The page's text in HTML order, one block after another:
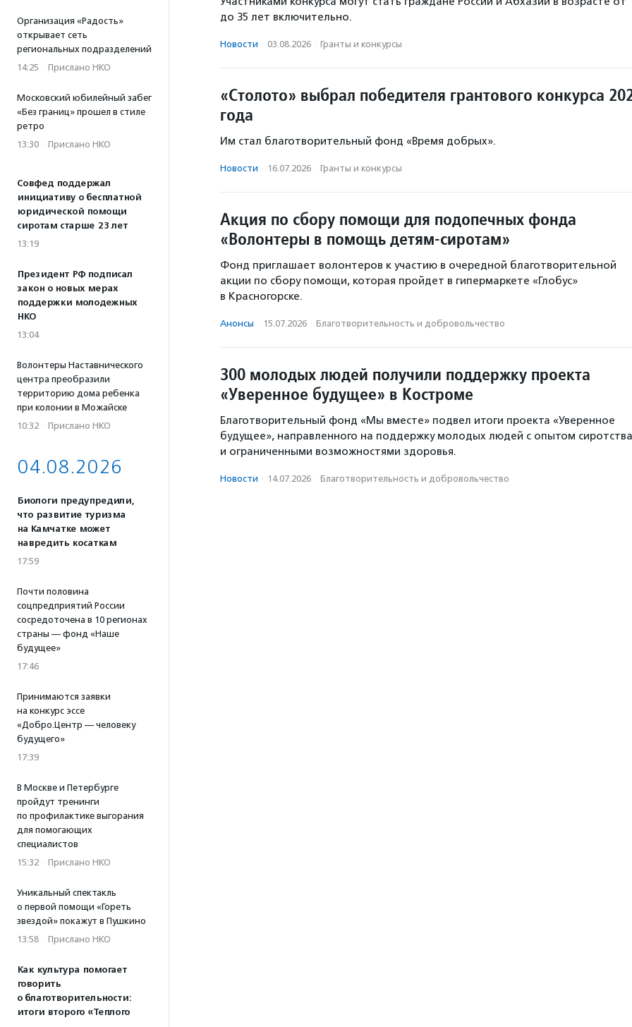
Организация «Радость»
открывает сеть
региональных подразделений
14:25 · Прислано НКО
Московский юбилейный забег
«Без границ» прошел в стиле
ретро
13:30 · Прислано НКО
Совфед поддержал
инициативу о бесплатной
юридической помощи
сиротам старше 23 лет
13:19
Президент РФ подписал
закон о новых мерах
поддержки молодежных
НКО
13:04
Волонтеры Наставнического
центра преобразили
территорию дома ребенка
при колонии в Можайске
10:32 · Прислано НКО
04.08.2026
Биологи предупредили,
что развитие туризма
на Камчатке может
навредить косаткам
17:59
Почти половина
соцпредприятий России
сосредоточена в 10 регионах
страны — фонд «Наше
будущее»
17:46
Принимаются заявки
на конкурс эссе
«Добро.Центр — человеку
будущего»
17:39
В Москве и Петербурге
пройдут тренинги
по профилактике выгорания
для помогающих
специалистов
15:32 · Прислано НКО
Уникальный спектакль
о первой помощи «Гореть
звездой» покажут в Пушкино
13:58 · Прислано НКО
Как культура помогает
говорить
о благотворительности:
итоги второго «Теплого
до 35 лет включительно.
Новости · 03.08.2026 · Гранты и конкурсы
«Столото» выбрал победителя грантового конкурса
года
Им стал благотворительный фонд «Время добрых».
Новости · 16.07.2026 · Гранты и конкурсы
Акция по сбору помощи для подопечных фонда
«Волонтеры в помощь детям-сиротам»
Фонд приглашает волонтеров к участию в очередной благотворительной
акции по сбору помощи, которая пройдет в гипермаркете «Глобус»
в Красногорске.
Анонсы · 15.07.2026 · Благотвори­тель­ность и доброволь­чест­во
300 молодых людей получили поддержку проекта
«Уверенное будущее» в Костроме
Благотворительный фонд «Мы вместе» подвел итоги проекта «Уверенное
будущее», направленного на поддержку молодых людей с опытом сиротства
и ограниченными возможностями здоровья.
Новости · 14.07.2026 · Благотвори­тель­ность и доброволь­чест­во